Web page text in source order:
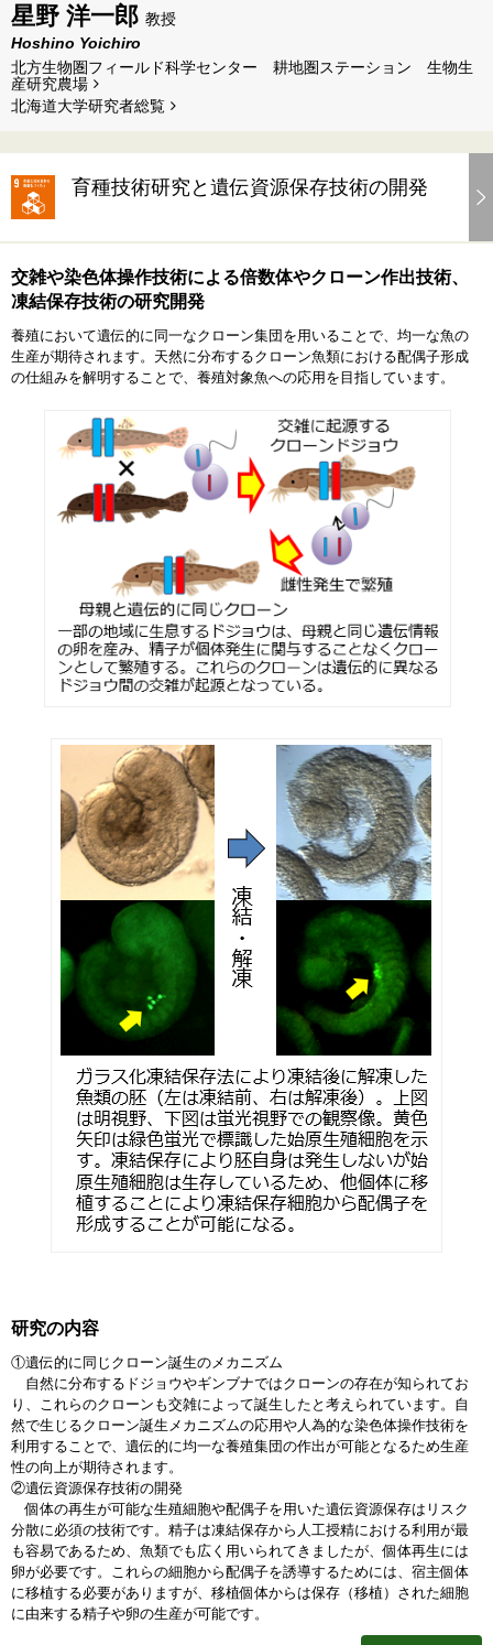
星野 洋一郎 教授
Hoshino Yoichiro
北方生物圏フィールド科学センター 耕地圏ステーション 生物生
産研究農場
北海道⼤学研究者総覧
育種技術研究と遺伝資源保存技術の開発
交雑や染色体操作技術による倍数体やクローン作出技術、
凍結保存技術の研究開発
養殖において遺伝的に同一なクローン集団を用いることで、均一な魚の
生産が期待されます。天然に分布するクローン魚類における配偶子形成
の仕組みを解明することで、養殖対象魚への応用を目指しています。
研究の内容
①遺伝的に同じクローン誕生のメカニズム
自然に分布するドジョウやギンブナではクローンの存在が知られてお
り、これらのクローンも交雑によって誕生したと考えられています。自
然で生じるクローン誕生メカニズムの応用や人為的な染色体操作技術を
利用することで、遺伝的に均一な養殖集団の作出が可能となるため生産
性の向上が期待されます。
②遺伝資源保存技術の開発
個体の再生が可能な生殖細胞や配偶子を用いた遺伝資源保存はリスク
分散に必須の技術です。精子は凍結保存から人工授精における利用が最
も容易であるため、魚類でも広く用いられてきましたが、個体再生には
卵が必要です。これらの細胞から配偶子を誘導するためには、宿主個体
に移植する必要がありますが、移植個体からは保存（移植）された細胞
に由来する精子や卵の生産が可能です。